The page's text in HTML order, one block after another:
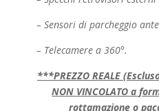
– Sensori di parcheggio
– Telecamere a 360°.
***PREZZO REALE
NON VINCOLATO a
rottamazione o